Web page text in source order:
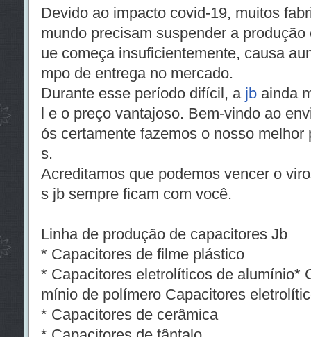
Devido ao impacto covid-19, muitos
mundo precisam suspender a
ue começa insuficientemente, causa
mpo de entrega no mercado.
Durante esse período difícil, a jbainda
l e o preço vantajoso. Bem-vindo ao
ós certamente fazemos o nosso
s.
Acreditamos que podemos vencer o
s jb sempre ficam com você.
Linha de produção de capacitores Jb
* Capacitores de filme plástico
* Capacitores eletrolíticos de alumínio*
mínio de polímero Capacitores
* Capacitores de cerâmica